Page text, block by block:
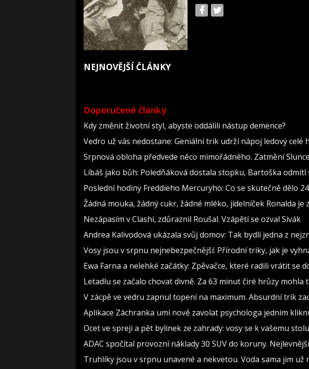
NEJNOVĚJŠÍ ČLÁNKY
Doporučené články
Kdy změnit životní styl, abyste oddálili nástup demence?
Vedro už vás nedostane: Geniální trik udrží nápoj ledový celé
Srpnová obloha předvede něco mimořádného. Zatmění
Líbáš jako bůh: Poledňáková dostala stopku, Bartoška
Poslední hodiny Freddieho Mercuryho: Co se skutečně dělo
Žádná mouka, žádný cukr, žádné mléko, jídelníček Ronalda
Nezápasím v Clashi, zdůraznil Roušal. Vzápětí se ozval Sivák
Andrea Kalivodová ukázala svůj domov: Tak bydlí jedna z
Vosy jsou v srpnu nejnebezpečnější: Přírodní triky, jak je
Ewa Farna a nelehké začátky: Zpěvačce, které radili vrátit se
Letadlu se začalo chovat divně. Za 63 minut čiré hrůzy mohla
V zácpě ve vedru zapnul topení na maximum. Absurdní trik
Aplikace Záchranka umí nově zavolat psychologa jedním
Ocet ve spreji a pět bylinek ze zahrady: vosy se k vašemu
ADAC spočítal provozní náklady 30 SUV do koruny.
Truhlíky jsou v srpnu unavené a nekvetou. Voda sama jim už